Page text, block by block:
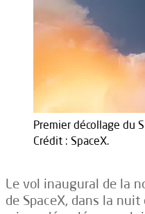
Premier décollage du
Crédit : SpaceX.
Le vol inaugural de la
de SpaceX, dans la